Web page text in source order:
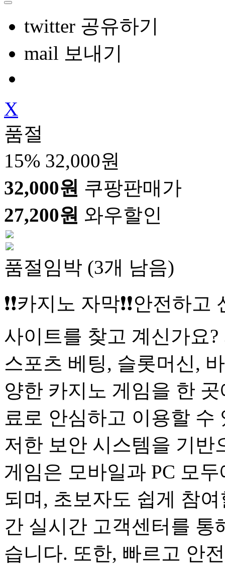
twitter 공유하기
mail 보내기
X
품절
15% 32,000원
32,000원 쿠팡판매가
27,200원 와우할인
품절임박 (3개 남음)
❗❗카지노 자막❗❗안전
사이트를 찾고 계신가요
스포츠 베팅, 슬롯머신,
양한 카지노 게임을 한
료로 안심하고 이용할
저한 보안 시스템을 기반
게임은 모바일과 PC 모
되며, 초보자도 쉽게 참
간 실시간 고객센터를 통
습니다. 또한, 빠르고 안